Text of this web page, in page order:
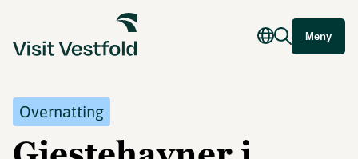
Meny
Overnatting